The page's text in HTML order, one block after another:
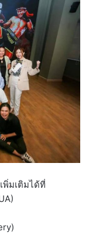
พิ่มเติมได้ที่